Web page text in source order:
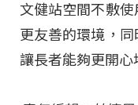
文健站空間不敷
更友善的環境，同
讓長者能夠更開心